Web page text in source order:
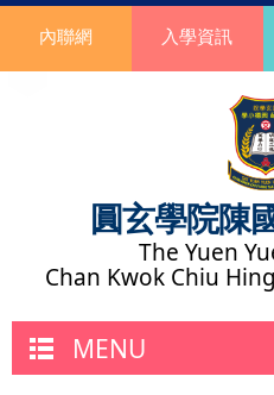
圓玄學院陳
The Yuen
Chan Kwok Chiu
內聯網 入學資訊
MENU